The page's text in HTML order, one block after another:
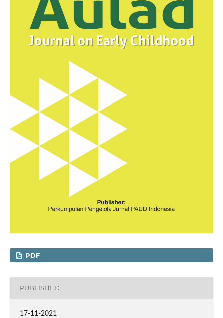
PDF
PUBLISHED
17-11-2021